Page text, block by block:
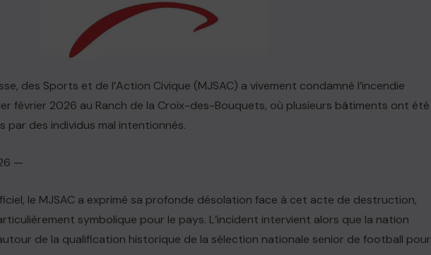
des Sports et de l’Action Civique (MJSAC) a vivement condamné l’incendie
février 2026 au Ranch de la Croix-des-Bouquets, où plusieurs bâtiments ont été
par des individus mal intentionnés.
—
le MJSAC a exprimé sa profonde désolation face à cet acte de destruction,
symbolique pour le pays. L’incident intervient alors que la nation
de la qualification historique de la sélection nationale senior de football pour